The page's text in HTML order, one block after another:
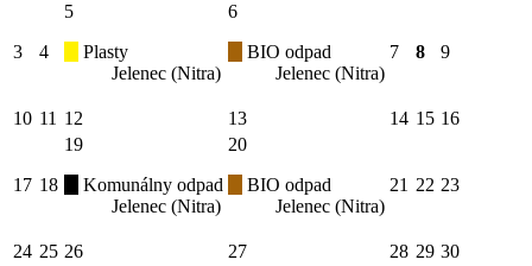
3 4
5
Plasty
Jelenec (Nitra)
6
BIO odpad
Jelenec (Nitra)
7 8 9
10 11 12 13 14 15 16
17 18
19
Komunálny odpad
Jelenec (Nitra)
20
BIO odpad
Jelenec (Nitra)
21 22 23
24 25 26 27 28 29 30